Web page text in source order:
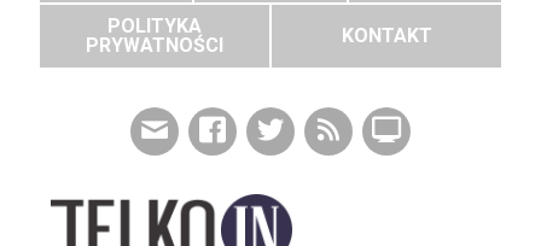
POLITYKA
PRYWATNOŚCI
KONTAKT